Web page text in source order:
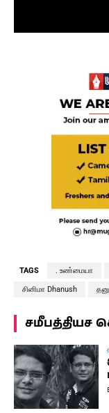
TAGS . உண்மையா
சினிமா Dhanush
சமீபத்தியச